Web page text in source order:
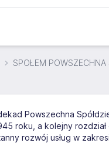
SPOŁEM
Powszechna
roku, a kolejny
rozwój usług w